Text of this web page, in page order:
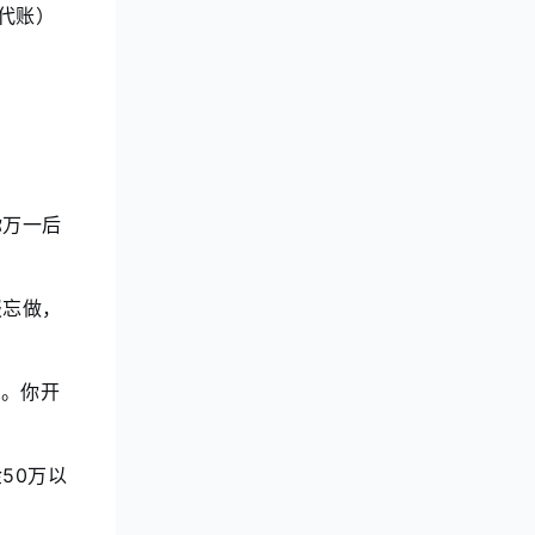
）
一后
做，
你开
万以